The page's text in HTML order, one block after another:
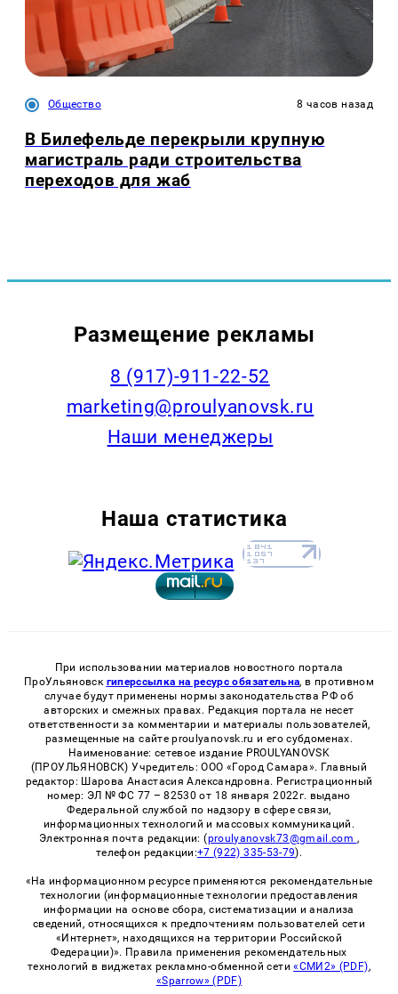
Общество 8 часов назад
В Билефельде перекрыли крупную
магистраль ради строительства
переходов для жаб
Размещение рекламы
8 (917)-911-22-52
marketing@proulyanovsk.ru
Наши менеджеры
Наша статистика
При использовании материалов новостного портала
ПроУльяновск гиперссылка на ресурс обязательна, в противном
случае будут применены нормы законодательства РФ об
авторских и смежных правах. Редакция портала не несет
ответственности за комментарии и материалы пользователей,
размещенные на сайте proulyanovsk.ru и его субдоменах.
Наименование: сетевое издание PROULYANOVSK
(ПРОУЛЬЯНОВСК) Учредитель: ООО «Город Самара». Главный
редактор: Шарова Анастасия Александровна. Регистрационный
номер: ЭЛ № ФС 77 – 82530 от 18 января 2022г. выдано
Федеральной службой по надзору в сфере связи,
информационных технологий и массовых коммуникаций.
Электронная почта редакции: (proulyanovsk73@gmail.com ,
телефон редакции:+7 (922) 335-53-79).
«На информационном ресурсе применяются рекомендательные
технологии (информационные технологии предоставления
информации на основе сбора, систематизации и анализа
сведений, относящихся к предпочтениям пользователей сети
«Интернет», находящихся на территории Российской
Федерации)». Правила применения рекомендательных
технологий в виджетах рекламно-обменной сети«СМИ2» (PDF),
«Sparrow» (PDF)